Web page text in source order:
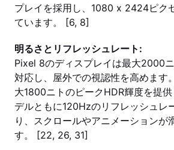
プレイを採用し、1080 x 2424ピク
ています。 [6, 8]
明るさとリフレッシュレート:
Pixel 8のディスプレイは最大2000
対応し、屋外での視認性を高めま
大1800ニトのピークHDR輝度を提
デルともに120Hzのリフレッシュレ
り、スクロールやアニメーションが
す。 [22, 26, 31]